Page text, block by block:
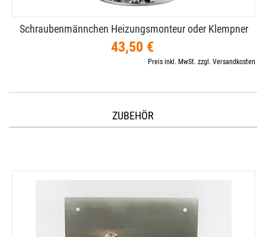
Schraubenmännchen Heizungsmonteur oder Klempner
43,50 €
Preis inkl. MwSt. zzgl. Versandkosten
ZUBEHÖR